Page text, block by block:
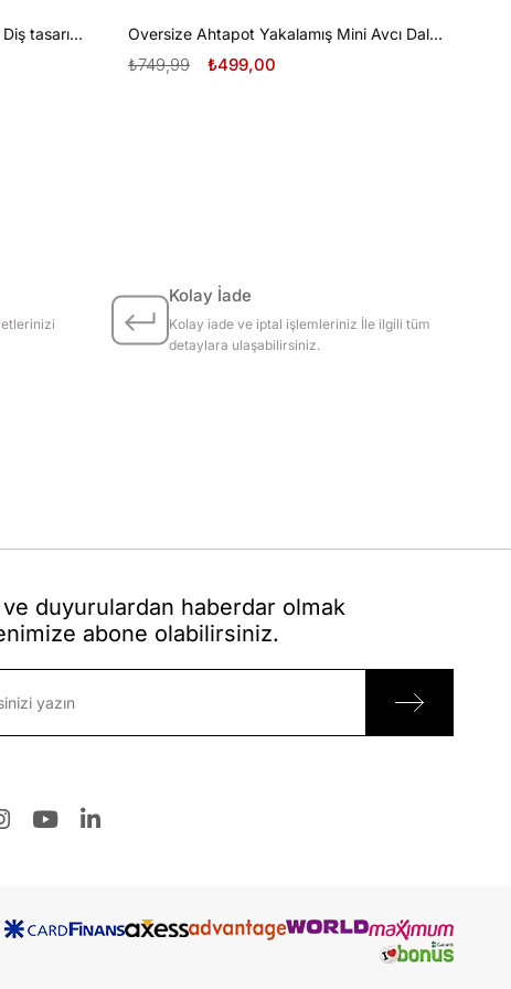
Oversize Tüplü Dalış ve Beyaz Diş tasarım unisex T-shirt Oversize Ahtapot Yakalamış Mini Avcı Dalgıç Tasarım unisex T-shirt
₺499,00
₺749,99
Kolay İade
Kolay iade ve iptal işlemleriniz İle ilgili tüm
detaylara ulaşabilirsiniz.
ve duyurulardan haberdar olmak
abone olabilirsiniz.